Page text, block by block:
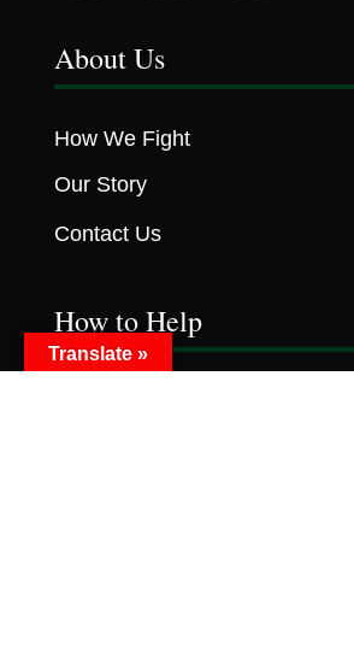
About Us
How We Fight
Our Story
Contact Us
How to Help
Translate »